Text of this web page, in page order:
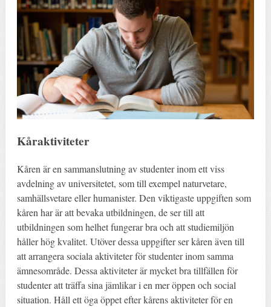
Kåraktiviteter
Kåren är en sammanslutning av studenter inom ett viss
avdelning av universitetet, som till exempel naturvetare,
samhällsvetare eller humanister. Den viktigaste uppgiften som
kåren har är att bevaka utbildningen, de ser till att
utbildningen som helhet fungerar bra och att studiemiljön
håller hög kvalitet. Utöver dessa uppgifter ser kåren även till
att arrangera sociala aktiviteter för studenter inom samma
ämnesområde. Dessa aktiviteter är mycket bra tillfällen för
studenter att träffa sina jämlikar i en mer öppen och social
situation. Håll ett öga öppet efter kårens aktiviteter för en